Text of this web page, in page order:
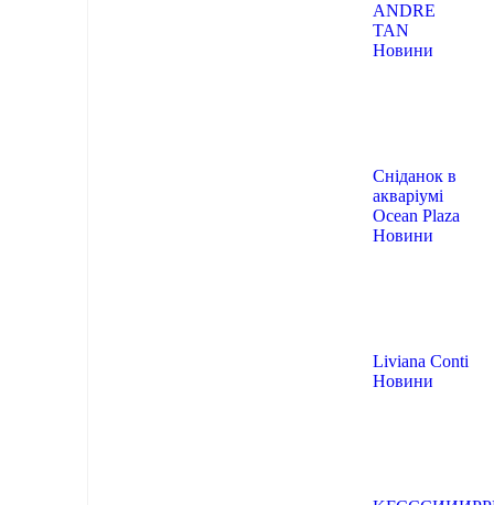
ANDRE
TAN
Новини
Сніданок в
акваріумі
Ocean Plaza
Новини
Liviana Conti
Новини